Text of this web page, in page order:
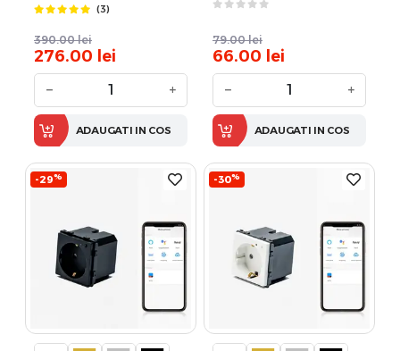
Google Home, Amazon
(3)
390.00 lei
276.00 lei
− +
ADAUGATI IN COS
79.00 lei
66.00 lei
− +
ADAUGATI IN COS
-29% -30%